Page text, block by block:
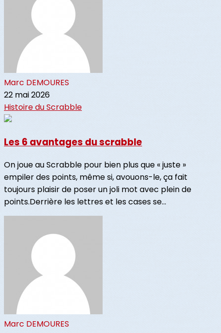
Marc DEMOURES
22 mai 2026
Histoire du Scrabble
Les 6 avantages du scrabble
On joue au Scrabble pour bien plus que « juste »
empiler des points, même si, avouons-le, ça fait
toujours plaisir de poser un joli mot avec plein de
points.Derrière les lettres et les cases se...
Marc DEMOURES